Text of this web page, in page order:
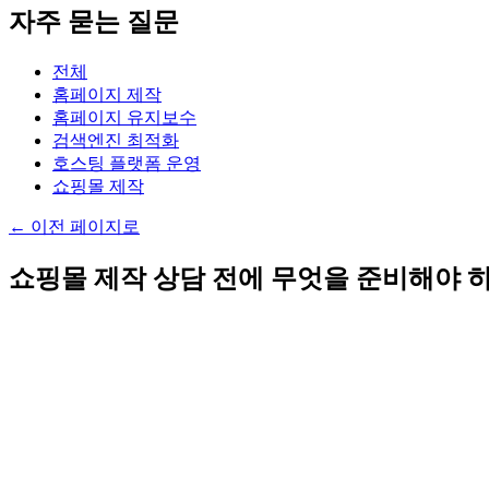
자주 묻는 질문
전체
홈페이지 제작
홈페이지 유지보수
검색엔진 최적화
호스팅 플랫폼 운영
쇼핑몰 제작
← 이전 페이지로
쇼핑몰 제작 상담 전에 무엇을 준비해야